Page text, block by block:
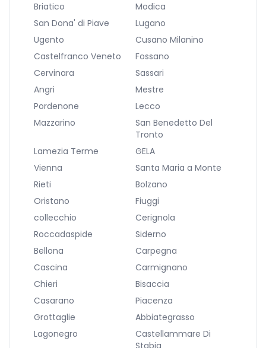
Briatico
Modica
San Dona' di Piave
Lugano
Ugento
Cusano Milanino
Castelfranco Veneto
Fossano
Cervinara
Sassari
Angri
Mestre
Pordenone
Lecco
Mazzarino
San Benedetto Del
Tronto
Lamezia Terme
GELA
Vienna
Santa Maria a Monte
Rieti
Bolzano
Oristano
Fiuggi
collecchio
Cerignola
Roccadaspide
Siderno
Bellona
Carpegna
Cascina
Carmignano
Chieri
Bisaccia
Casarano
Piacenza
Grottaglie
Abbiategrasso
Lagonegro
Castellammare Di
Stabia